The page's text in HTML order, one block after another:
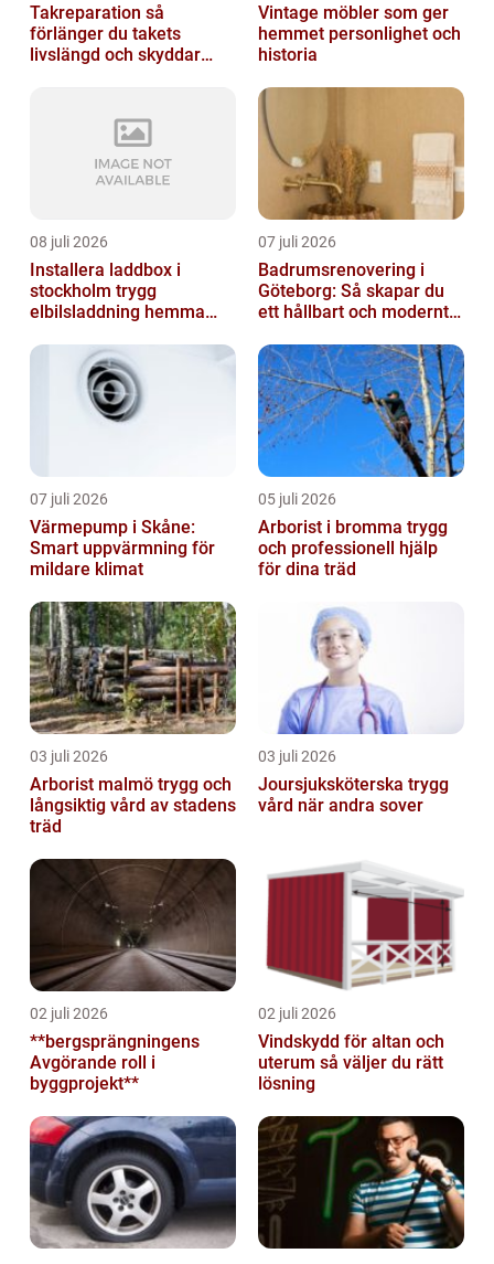
Takreparation så
förlänger du takets
livslängd och skyddar
Vintage möbler som ger
hemmet personlighet och
historia
08 juli 2026
Installera laddbox i
stockholm trygg
elbilsladdning hemma
07 juli 2026
Badrumsrenovering i
Göteborg: Så skapar du
ett hållbart och modernt
07 juli 2026
Värmepump i Skåne:
Smart uppvärmning för
mildare klimat
05 juli 2026
Arborist i bromma trygg
och professionell hjälp
för dina träd
03 juli 2026
Arborist malmö trygg och
långsiktig vård av stadens
träd
03 juli 2026
Joursjuksköterska trygg
vård när andra sover
02 juli 2026
**bergsprängningens
Avgörande roll i
byggprojekt**
02 juli 2026
Vindskydd för altan och
uterum så väljer du rätt
lösning